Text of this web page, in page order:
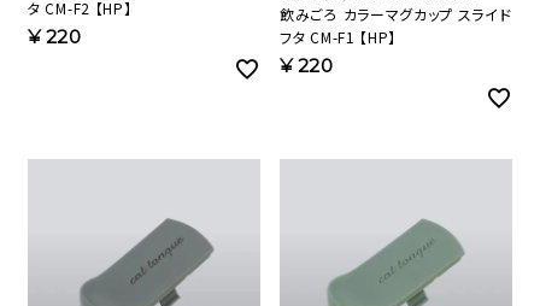
タ CM-F2 【HP】
¥220
飲みごろ カラーマグカップ スライド
フタ CM-F1 【HP】
¥220